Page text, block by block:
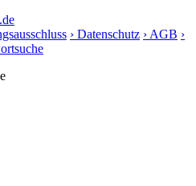
› Datenschutz › AGB ›